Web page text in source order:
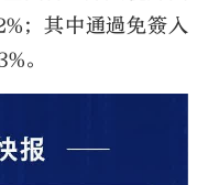
；其中通過免簽入
。